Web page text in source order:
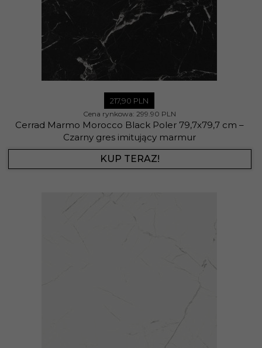
217,90 PLN
Cena rynkowa: 299.90 PLN
Cerrad Marmo Morocco Black Poler 79,7x79,7 cm –
Czarny gres imitujący marmur
KUP TERAZ!